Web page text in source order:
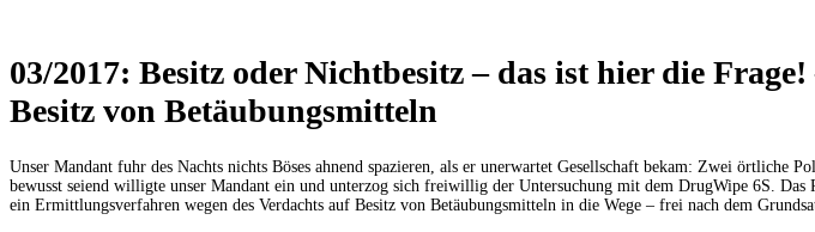
03/2017: Besitz oder Nichtbesitz – das ist hier die
Besitz von Betäubungsmitteln
Unser Mandant fuhr des Nachts nichts Böses ahnend spazieren, als er unerwartet Gesellschaft bekam: Zwei
bewusst seiend willigte unser Mandant ein und unterzog sich freiwillig der Untersuchung mit dem DrugWipe 6S.
ein Ermittlungsverfahren wegen des Verdachts auf Besitz von Betäubungsmitteln in die Wege – frei nach dem